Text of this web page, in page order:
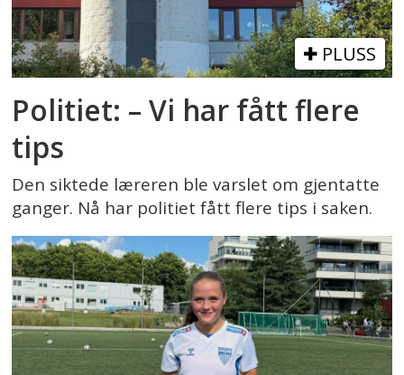
PLUSS
Politiet: – Vi har fått flere
tips
Den siktede læreren ble varslet om gjentatte
ganger. Nå har politiet fått flere tips i saken.